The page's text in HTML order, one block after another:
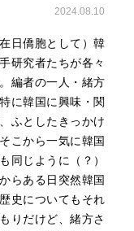
2024.08.10
日僑胞として）韓
研究者たちが各々
編者の一人・緒方
に韓国に興味・関
ふとしたきっかけ
こから一気に韓国
同じように（？）
らある日突然韓国
史についてもそれ
りだけど、緒方さ